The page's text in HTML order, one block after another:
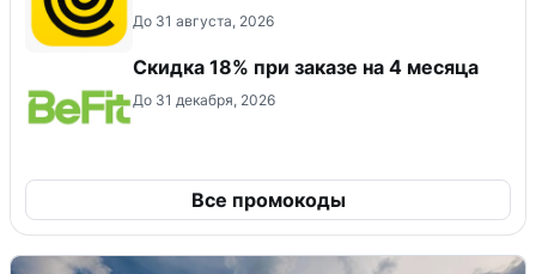
До 31 августа, 2026
Скидка 18% при заказе на 4 месяца
До 31 декабря, 2026
Все промокоды